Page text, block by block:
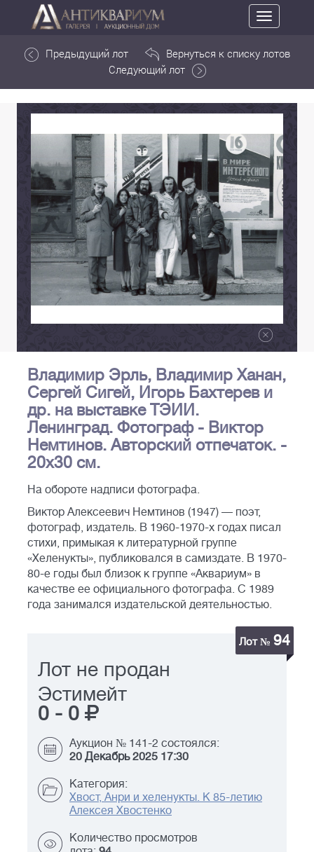
Toggle
navigation
Предыдущий лот
Вернуться к списку лотов
Следующий лот
Владимир Эрль, Владимир Ханан,
Сергей Сигей, Игорь Бахтерев и
др. на выставке ТЭИИ.
Ленинград. Фотограф - Виктор
Немтинов. Авторский отпечаток. -
20х30 см.
На обороте надписи фотографа.
Виктор Алексеевич Немтинов (1947) — поэт,
фотограф, издатель. В 1960-1970-х годах писал
стихи, примыкая к литературной группе
«Хеленукты», публиковался в самиздате. В 1970-
80-е годы был близок к группе «Аквариум» в
качестве ее официального фотографа. С 1989
года занимался издательской деятельностью.
Лот № 94
Лот не продан
Эстимейт
0 - 0
Аукцион № 141-2 состоялся:
20 Декабрь 2025 17:30
Категория:
Хвост, Анри и хеленукты. К 85-летию
Алексея Хвостенко
Количество просмотров